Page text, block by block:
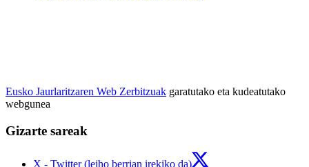
Eusko Jaurlaritzaren Web Zerbitzuak garatutako eta kudeatutako
webgunea
Gizarte sareak
X - Twitter (leiho berrian irekiko da)